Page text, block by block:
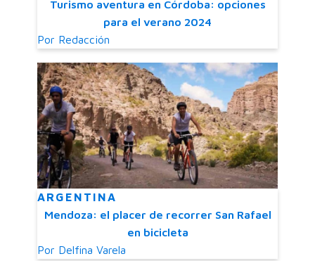
Turismo aventura en Córdoba: opciones
para el verano 2024
Por Redacción
ARGENTINA
Mendoza: el placer de recorrer San Rafael
en bicicleta
Por Delfina Varela